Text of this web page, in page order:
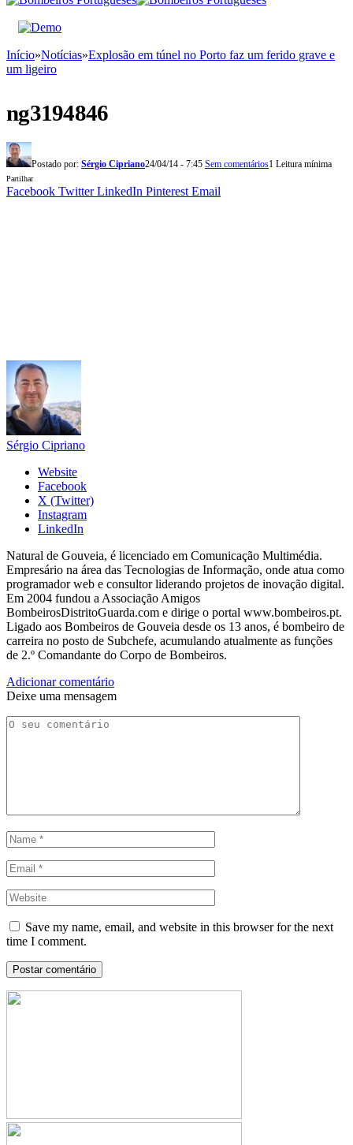
Início»Notícias»Explosão em túnel no Porto faz um ferido grave e
um ligeiro
ng3194846
Postado por: Sérgio Cipriano24/04/14 - 7:45 Sem comentários1 Leitura mínima
Partilhar
Facebook Twitter LinkedIn Pinterest Email
Sérgio Cipriano
Website
Facebook
X (Twitter)
Instagram
LinkedIn
Natural de Gouveia, é licenciado em Comunicação Multimédia.
Empresário na área das Tecnologias de Informação, onde atua como
programador web e consultor liderando projetos de inovação digital.
Em 2004 fundou a Associação Amigos
BombeirosDistritoGuarda.com e dirige o portal www.bombeiros.pt.
Ligado aos Bombeiros de Gouveia desde os 13 anos, é bombeiro de
carreira no posto de Subchefe, acumulando atualmente as funções
de 2.º Comandante do Corpo de Bombeiros.
Adicionar comentário
Deixe uma mensagem
Save my name, email, and website in this browser for the next
time I comment.